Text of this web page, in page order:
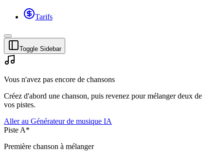
Tarifs
Toggle Sidebar
Vous n'avez pas encore de chansons
Créez d'abord une chanson, puis revenez pour mélanger deux de
vos pistes.
Aller au Générateur de musique IA
Piste A*
Première chanson à mélanger